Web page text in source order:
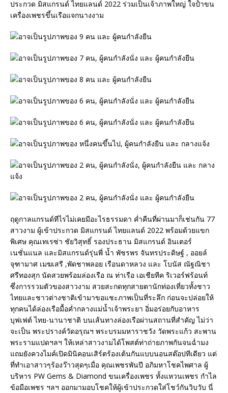
ประกวด มิสแกรนด์ ไทยแลนด์ 2022 ร่วมเป็นเจ้าภาพใหญ่ ใจป้ำขน
เครื่องเพชรขึ้นเรือแจกนางงาม
ฤดูกาลแกรนด์ทีไรไม่เคยมีอะไรธรรมดา ค่ำคืนที่ผ่านมาก็เช่นกัน 77
สาวงาม ผู้เข้าประกวด มิสแกรนด์ ไทยแลนด์ 2022 พร้อมด้วยแขก
พิเศษ คุณเทเรซ่า ชัยวิสุทธิ์ รองประธาน มิสแกรนด์ อินเตอร์
เนชั่นแนล และมิสแกรนด์รุ่นพี่ น้ำ พัชรพร จันทรประดิษฐ์ , ออยล์
จุฑามาศ เมฆเสรี ,พัดชาพลอย เรือนดาหลวง และ โบนัส ณัฐณิชา
ศรีทองสุก นัดสวยพร้อมล่องเรือ ณ ท่าเรือ เอเชียทีค ริเวอร์ฟร้อนท์
ซึ่งการรวมตัวของสาวงาม สวยสะกดทุกสายตานักท่องเที่ยวทั้งชาว
ไทยและชาวต่างชาติเข้ามาขอแชะภาพเป็นที่ระลึก ก่อนจะปล่อยให้
ทุกคนได้ล่องเรือมื้อค่ำกลางแม่น้ำเจ้าพระยา อิ่มอร่อยกับอาหาร
บุฟเฟต์ ไทย-นานาชาติ บนเส้นทางล่องเรือผ่านสถานที่สำคัญ ไม่ว่า
จะเป็น พระปรางค์วัดอรุณฯ พระบรมมหาราชวัง วัดพระแก้ว สะพาน
พระรามแปดฯลฯ ให้เหล่าสาวงามได้โพสต์ท่าถ่ายภาพกันจนฉ่ำมง
แถมยังควงไมค์เปิดมินิคอนเสิร์ตร้องเต้นกันแบบนอนสต๊อปทีเดียว แต่
ที่ทำเอาสาวๆร้องว๊าวสุดๆเมื่อ คุณเพชรพันปี อภิมหาโชคไพศาล ผู้
บริหาร PW Gems & Diamond ขนเครื่องเพชร ทั้งแหวนเพชร กำไล
ข้อมือเพชร ฯลฯ ออกมามอบโชคให้ผู้เข้าประกวดใส่โชว์กันวิบวับ นี่